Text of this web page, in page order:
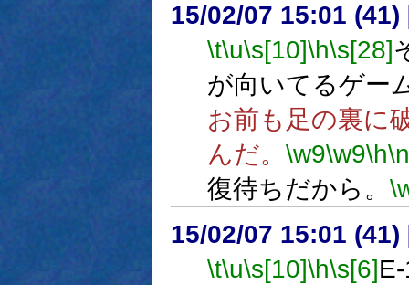
15/02/07 15:01 (41)
\t\u\s[10]\h\s[28]
が向いてるゲー
お前も足の裏に
んだ。 \w9\w9\h\n
復待ちだから。
15/02/07 15:01 (41)
\t\u\s[10]\h\s[6]